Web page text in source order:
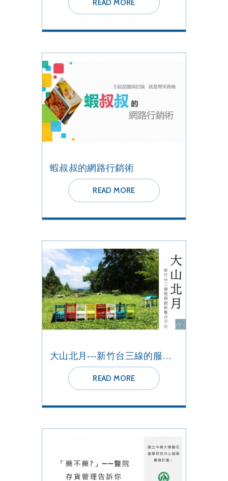
READ MORE
蝦叔叔的網路行銷術
READ MORE
大山北月---新竹台三線的服務創新整合平台
READ MORE